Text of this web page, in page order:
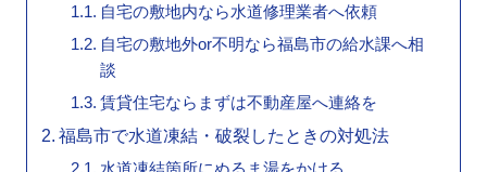
自宅の敷地内なら水道修理業者へ依頼
自宅の敷地外or不明なら福島市の給水課へ相
談
賃貸住宅ならまずは不動産屋へ連絡を
福島市で水道凍結・破裂したときの対処法
水道凍結箇所にぬるま湯をかける